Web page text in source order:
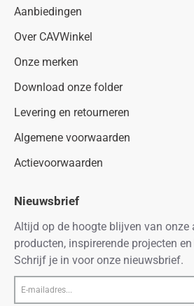
Aanbiedingen
Over CAVWinkel
Onze merken
Download onze folder
Levering en retourneren
Algemene voorwaarden
Actievoorwaarden
Nieuwsbrief
Altijd op de hoogte blijven van onze
producten, inspirerende projecten
Schrijf je in voor onze nieuwsbrief.
mailadres...